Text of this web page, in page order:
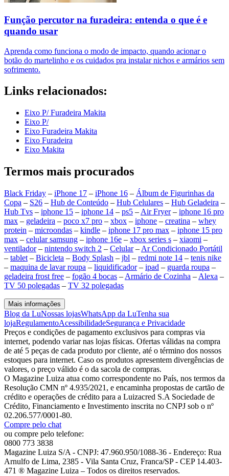
Função percutor na furadeira: entenda o que é e
quando usar
Aprenda como funciona o modo de impacto, quando acionar o
botão do martelinho e os cuidados pra instalar nichos e armários sem
sofrimento.
Links relacionados:
Eixo P/ Furadeira Makita
Eixo P/
Eixo Furadeira Makita
Eixo Furadeira
Eixo Makita
Termos mais procurados
Black Friday – iPhone 17 – iPhone 16 – Álbum de Figurinhas da
Copa – S26 – Hub de Conteúdo – Hub Celulares – Hub Geladeira –
Hub Tvs – iphone 15 – iphone 14 – ps5 – Air Fryer– iphone 16 pro
max – geladeira – poco x7 pro – xbox – iphone – creatina – whey
protein – microondas – kindle – iphone 17 pro max – iphone 15 pro
max – celular samsung – iphone 16e – xbox series s – xiaomi –
ventilador– nintendo switch 2 – Celular– Ar Condicionado Portátil
– tablet – Bicicleta – Body Splash – jbl – redmi note 14 – tenis nike
– maquina de lavar roupa – liquidificador– ipad – guarda roupa –
geladeira frost free – fogão 4 bocas – Armário de Cozinha – Alexa –
TV 50 polegadas – TV 32 polegadas
Mais informações
Blog da LuNossas lojasWhatsApp da LuTenha sua
lojaRegulamentoAcessibilidadeSegurança e Privacidade
Preços e condições de pagamento exclusivos para compras via
internet, podendo variar nas lojas físicas. Ofertas válidas na compra
de até 5 peças de cada produto por cliente, até o término dos nossos
estoques para internet. Caso os produtos apresentem divergências de
valores, o preço válido é o da sacola de compras.
O Magazine Luiza atua como correspondente no País, nos termos da
Resolução CMN nº 4.935/2021, e encaminha propostas de cartão de
crédito e operações de crédito para a Luizacred S.A Sociedade de
Crédito, Financiamento e Investimento inscrita no CNPJ sob o nº
02.206.577/0001-80.
Compre pelo chat
ou compre pelo telefone:
0800 773 3838
Magazine Luiza S/A - CNPJ: 47.960.950/1088-36 - Endereço: Rua
Arnulfo de Lima, 2385 - Vila Santa Cruz, Franca/SP - CEP 14.403-
471 ® Magazine Luiza – Todos os direitos reservados.